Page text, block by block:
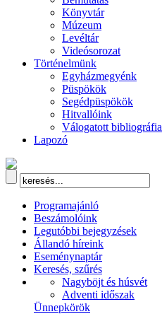
Könyvtár
Múzeum
Levéltár
Videósorozat
Történelmünk
Egyházmegyénk
Püspökök
Segédpüspökök
Hitvallóink
Válogatott bibliográfia
Lapozó
Programajánló
Beszámolóink
Legutóbbi bejegyzések
Állandó híreink
Eseménynaptár
Keresés, szűrés
Nagyböjt és húsvét
Adventi időszak
Ünnepkörök